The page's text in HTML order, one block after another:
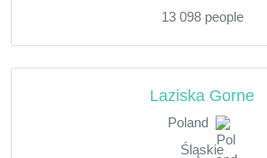
13 098 people
Laziska Gorne
Poland
Śląskie